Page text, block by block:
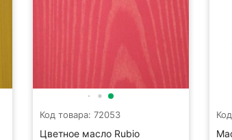
Код товара: 72053
Цветное масло Rubio